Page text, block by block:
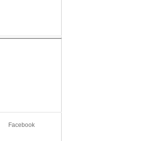
Facebook